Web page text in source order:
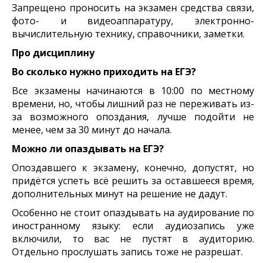
Запрещено проносить на экзамен средства связи,
фото- и видеоаппаратуру, электронно-
вычислительную технику, справочники, заметки.
Про дисциплину
Во сколько нужно приходить на ЕГЭ?
Все экзамены начинаются в 10:00 по местному
времени, но, чтобы лишний раз не переживать из-
за возможного опоздания, лучше подойти не
менее, чем за 30 минут до начала.
Можно ли опаздывать на ЕГЭ?
Опоздавшего к экзамену, конечно, допустят, но
придётся успеть всё решить за оставшееся время,
дополнительных минут на решение не дадут.
Особенно не стоит опаздывать на аудирование по
иностранному языку: если аудиозапись уже
включили, то вас не пустят в аудиторию.
Отдельно прослушать запись тоже не разрешат.